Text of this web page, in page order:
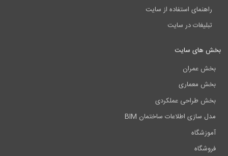
راهنمای استفاده از سایت
تبلیغات در سایت
بخش های سایت
بخش عمران
بخش معماری
بخش طراحی عملکردی
مدل سازی اطلاعات ساختمان BIM
آموزشگاه
فروشگاه